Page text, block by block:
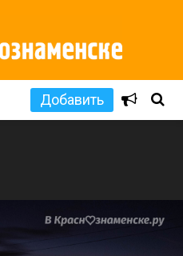
Добавить